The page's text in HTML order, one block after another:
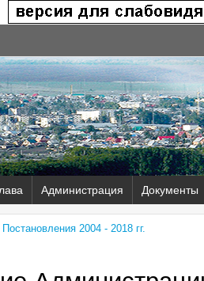
Администрация Документы
Постановления 2004 - 2018 гг.